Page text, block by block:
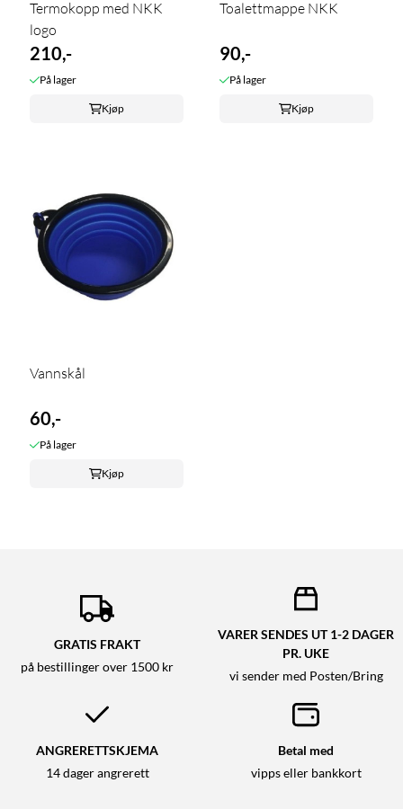
Termokopp med NKK
logo
210,-
På lager
Kjøp
Toalettmappe NKK
90,-
På lager
Kjøp
Vannskål
60,-
På lager
Kjøp
GRATIS FRAKT
på bestillinger over 1500 kr
VARER SENDES UT 1-2 DAGER
PR. UKE
vi sender med Posten/Bring
ANGRERETTSKJEMA
14 dager angrerett
Betal med
vipps eller bankkort